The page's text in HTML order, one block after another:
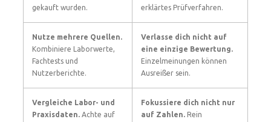
gekauft wurden.
erklärtes Prüfverfahren.
Nutze mehrere Quellen.
Kombiniere Laborwerte,
Fachtests und
Nutzerberichte.
Verlasse dich nicht auf
eine einzige Bewertung.
Einzelmeinungen können
Ausreißer sein.
Vergleiche Labor- und
Praxisdaten. Achte auf
Fokussiere dich nicht nur
auf Zahlen. Rein